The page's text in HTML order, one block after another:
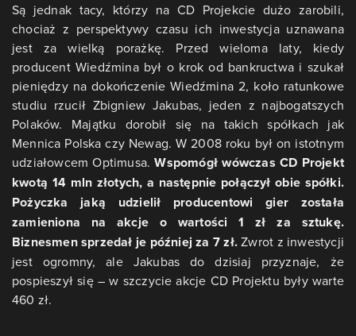
Są jednak tacy, którzy na CD Projekcie dużo zarobili,
chociaż z perspektywy czasu ich inwestycja uznawana
jest za wielką porażkę. Przed wieloma laty, kiedy
producent Wiedźmina był o krok od bankructwa i szukał
pieniędzy na dokończenie Wiedźmina 2, koło ratunkowe
studiu rzucił Zbigniew Jakubas, jeden z najbogatszych
Polaków. Majątku dorobił się na takich spółkach jak
Mennica Polska czy Newag. W 2008 roku był on istotnym
udziałowcem Optimusa.Wspomógł wówczas CD Projekt
kwotą 14 mln złotych, a następnie połączył obie spółki.
Pożyczka jaką udzielił producentowi gier została
zamieniona na akcje o wartości 1 zł za sztukę.
Biznesmen sprzedał je później za 7 zł.Zwrot z inwestycji
jest ogromny, ale Jakubas do dzisiaj przyznaje, że
pospieszył się – w szczycie akcje CD Projektu były warte
460 zł.